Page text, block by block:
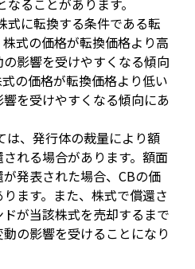
ることがあります。
式に転換する条件である転
式の価格が転換価格より高
影響を受けやすくなる傾向
の価格が転換価格より低い
を受けやすくなる傾向にあ
は、発行体の裁量により額
れる場合があります。額面
発表された場合、CBの価
ます。また、株式で償還さ
が当該株式を売却するまで
の影響を受けることになり